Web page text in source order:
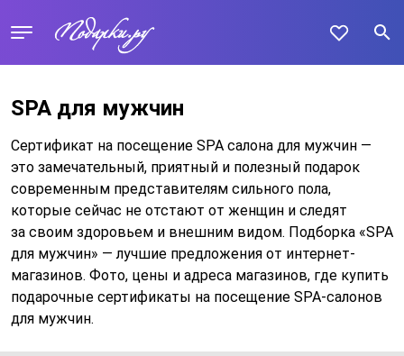
SPA для мужчин
Сертификат на посещение SPA салона для мужчин —
это замечательный, приятный и полезный подарок
современным представителям сильного пола,
которые сейчас не отстают от женщин и следят
за своим здоровьем и внешним видом. Подборка «SPA
для мужчин» — лучшие предложения от интернет-
магазинов. Фото, цены и адреса магазинов, где купить
подарочные сертификаты на посещение SPA-салонов
для мужчин.